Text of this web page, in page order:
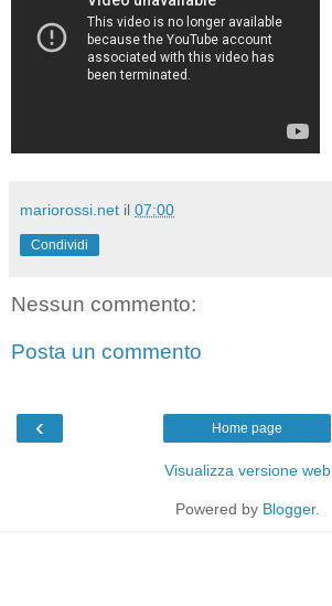
mariorossi.net il 07:00
Condividi
Nessun commento:
Posta un commento
‹ Home page
Visualizza versione web
Powered by Blogger.